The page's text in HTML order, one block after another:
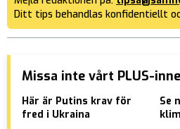
Ditt tips behandlas konfidentiellt
Missa inte vårt PLUS-
Här är Putins krav för
fred i Ukraina
Se